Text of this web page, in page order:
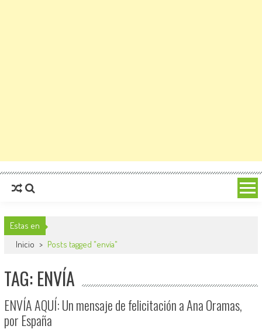
Estas en
Inicio > Posts tagged "envía"
TAG: ENVÍA
ENVÍA AQUÍ: Un mensaje de felicitación a Ana Oramas,
por España